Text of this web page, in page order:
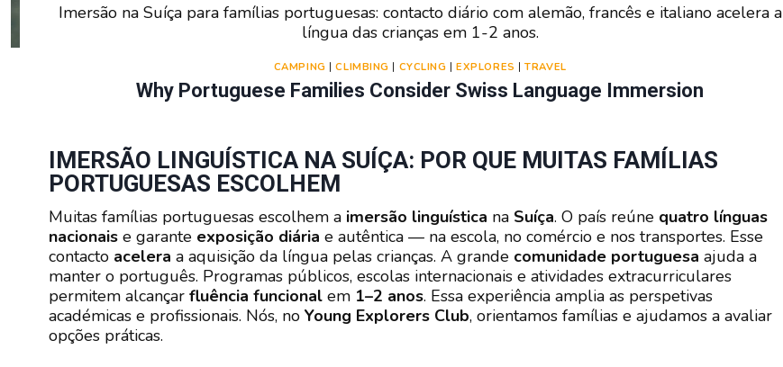
Why Portuguese Families Consider Swiss Language Immersion
CAMPING |CLIMBING | CYCLING |EXPLORES |TRAVEL
Imersão na Suíça para famílias portuguesas: contacto diário com alemão, francês e italiano acelera a
língua das crianças em 1-2 anos.
IMERSÃO LINGUÍSTICA NA SUÍÇA: POR QUE MUITAS FAMÍLIAS
PORTUGUESAS ESCOLHEM
Muitas famílias portuguesas escolhem a imersão linguística na Suíça. O país reúne quatro línguas
nacionais e garante exposição diária e autêntica — na escola, no comércio e nos transportes. Esse
contacto acelera a aquisição da língua pelas crianças. A grande comunidade portuguesa ajuda a
manter o português. Programas públicos, escolas internacionais e atividades extracurriculares
permitem alcançar fluência funcional em 1–2 anos. Essa experiência amplia as perspetivas
académicas e profissionais. Nós, no Young Explorers Club, orientamos famílias e ajudamos a avaliar
opções práticas.